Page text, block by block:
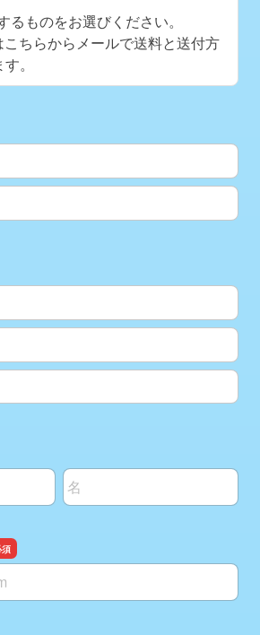
るものをお選びください。
こちらからメールで送料と送付方
。
名前の名